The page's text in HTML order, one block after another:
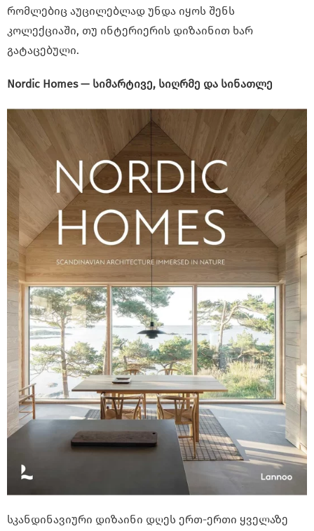
რომლებიც აუცილებლად უნდა იყოს შენს
კოლექციაში, თუ ინტერიერის დიზაინით ხარ
გატაცებული.
Nordic Homes — სიმარტივე, სიღრმე და სინათლე
სკანდინავიური დიზაინი დღეს ერთ-ერთი ყველაზე